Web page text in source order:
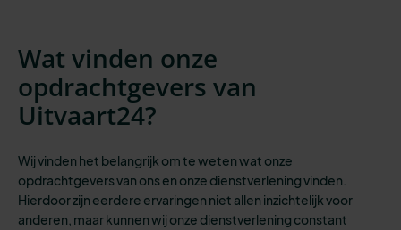
Wat vinden onze
opdrachtgevers van
Uitvaart24?
Wij vinden het belangrijk om te weten wat onze
opdrachtgevers van ons en onze dienstverlening vinden.
Hierdoor zijn eerdere ervaringen niet allen inzichtelijk voor
anderen, maar kunnen wij onze dienstverlening constant